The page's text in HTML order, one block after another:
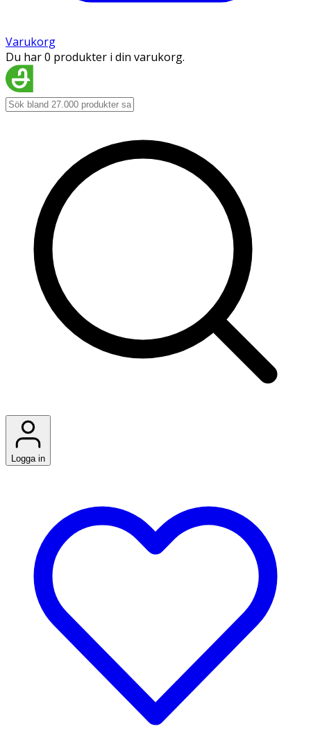
Varukorg
Du har 0 produkter i din varukorg.
Logga in